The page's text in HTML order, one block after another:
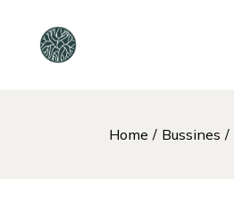
Home Bussines